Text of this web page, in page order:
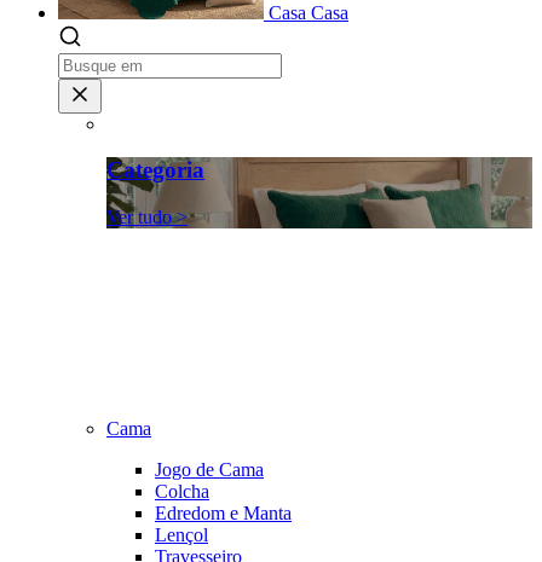
Casa Casa
Categoria
Ver tudo >
Cama
Jogo de Cama
Colcha
Edredom e Manta
Lençol
Travesseiro